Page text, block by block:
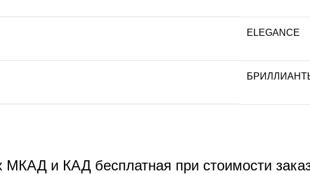
ELEGANCE
МКАД и КАД бесплатная при стоимости